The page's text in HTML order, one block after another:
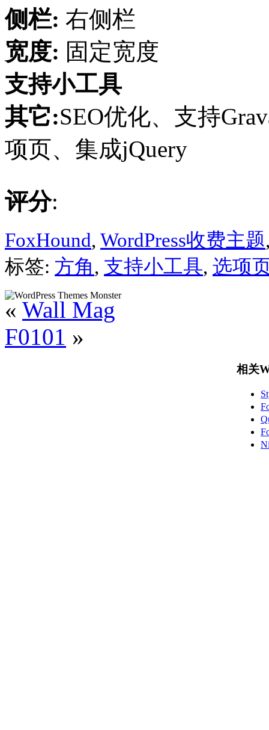
侧栏: 右侧栏
宽度: 固定宽度
支持小工具
其它:SEO优化、支持
项页、集成jQuery
评分:
FoxHound, WordPress收费主题
标签: 方角, 支持小工具, 选项
« Wall Mag
F0101 »
相关